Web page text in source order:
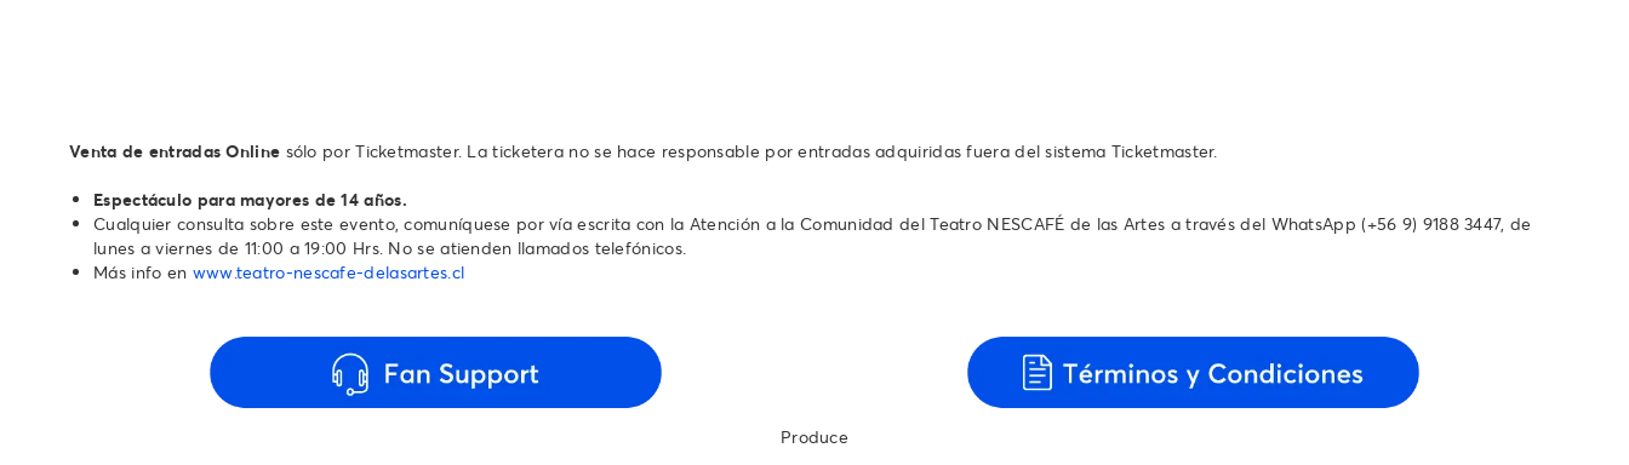
Venta de entradas Online sólo por Ticketmaster. La ticketera no se hace responsable por entradas adquiridas fuera del sistema Ticketmaster.
Espectáculo para mayores de 14 años.
Cualquier consulta sobre este evento, comuníquese por vía escrita con la Atención a la Comunidad del Teatro NESCAFÉ de las Artes a través del WhatsApp ‪(+56 9) 9188 3447‬, de
lunes a viernes de 11:00 a 19:00 Hrs. No se atienden llamados telefónicos.‬‬‬‬‬‬
Más info en www.teatro-nescafe-delasartes.cl
Produce